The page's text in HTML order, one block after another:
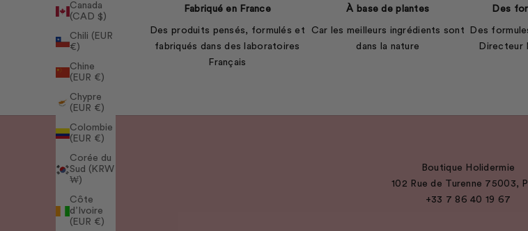
Canada
(CAD $)
Chili (EUR
€)
Chine
(EUR €)
Chypre
(EUR €)
Colombie
(EUR €)
Corée du
Sud (KRW
₩)
Côte
d’Ivoire
(EUR €)
Fabriqué en France
Des produits pensés, formulés et
fabriqués dans des laboratoires
Français
À base de plantes
Car les meilleurs ingrédients sont
dans la nature
Des
Des
Directeur
Boutique Holidermie
102 Rue de Turenne 75003,
+33 7 86 40 19 67